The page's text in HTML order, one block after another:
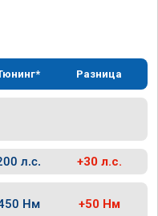
Разница
л.с. +30 л.с.
Нм +50 Нм